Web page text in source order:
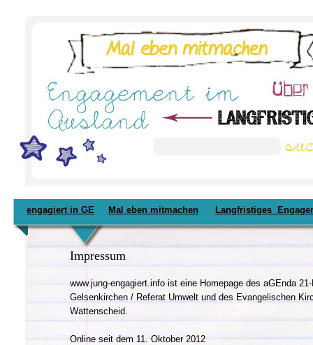
engagiert in GE Mal eben mitmachen Langfristiges
Impressum
www.jung-engagiert.info ist eine Homepage des aGEnda
Gelsenkirchen / Referat Umwelt und des Evangelischen
Wattenscheid.
Online seit dem 11. Oktober 2012